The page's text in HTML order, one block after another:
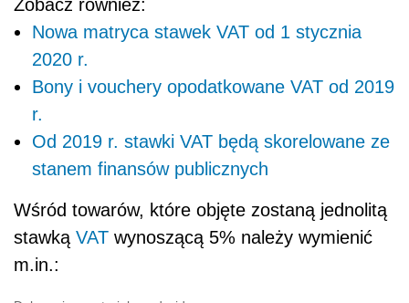
Zobacz również:
Nowa matryca stawek VAT od 1 stycznia
2020 r.
Bony i vouchery opodatkowane VAT od 2019
r.
Od 2019 r. stawki VAT będą skorelowane ze
stanem finansów publicznych
Wśród towarów, które objęte zostaną jednolitą
stawką VAT wynoszącą 5% należy wymienić
m.in.: